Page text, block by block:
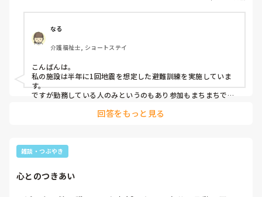
今まで、私の地域では大きな地震は発生していませんが、職
員同士で大きな地震があったときどうするか話しをしていま
した。
あるスタッフは「申し訳ないけど子供がいるから帰る。子供
のほうが大事。」
が小さいから帰るよ。」
なる
介護福祉士, ショートステイ
こんばんは。
私の施設は半年に1回地震を想定した避難訓練を実施していま
す。
ですが勤務している人のみというのもあり参加もまちまちで
ざという時に冷静に対応できるか不安です💦
😖
回答をもっと見る
雑談・つぶやき
心とのつきあい